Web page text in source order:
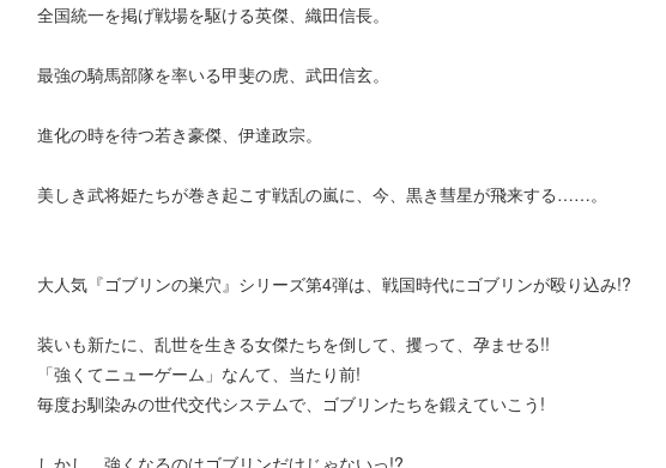
全国統一を掲げ戦場を駆ける英傑、織田信長。
最強の騎馬部隊を率いる甲斐の虎、武田信玄。
進化の時を待つ若き豪傑、伊達政宗。
美しき武将姫たちが巻き起こす戦乱の嵐に、今、黒き彗星が飛来する……。
大人気『ゴブリンの巣穴』シリーズ第4弾は、戦国時代にゴブリンが殴り込み!?
装いも新たに、乱世を生きる女傑たちを倒して、攫って、孕ませる!!
「強くてニューゲーム」なんて、当たり前!
毎度お馴染みの世代交代システムで、ゴブリンたちを鍛えていこう!
しかし、強くなるのはゴブリンだけじゃないっ!?